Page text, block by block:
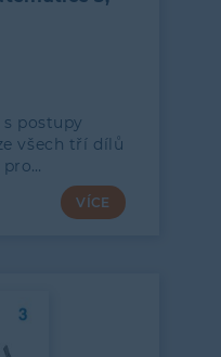
postupy
všech tří dílů
VÍCE